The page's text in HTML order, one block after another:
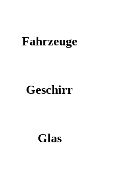
Fahrzeuge
Geschirr
Glas